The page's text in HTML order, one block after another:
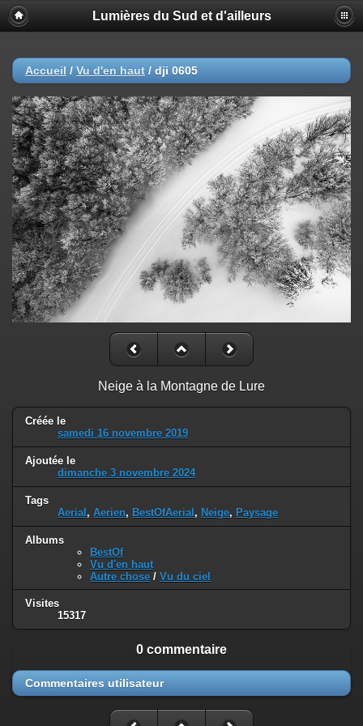
Lumières du Sud et d'ailleurs
Accueil / Vu d'en haut / dji 0605
Neige à la Montagne de Lure
Créée le
samedi 16 novembre 2019
Ajoutée le
dimanche 3 novembre 2024
Tags
Aerial, Aerien, BestOfAerial, Neige, Paysage
Albums
BestOf
Vu d'en haut
Autre chose / Vu du ciel
Visites
15317
0 commentaire
Commentaires utilisateur